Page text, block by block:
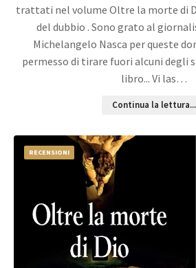
trattati nel volume Oltre la morte di
del dubbio . Sono grato al
Michelangelo Nasca per queste
permesso di tirare fuori alcuni degli
libro... Vi las…
Continua la lettura...
RECENSIONI